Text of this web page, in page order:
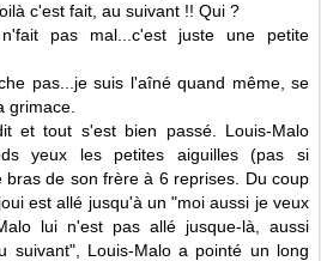
c'est fait, au suivant !! Qui ?
pas mal...c'est juste une petite
pas...je suis l'aîné quand même, se
grimace.
et tout s'est bien passé. Louis-Malo
yeux les petites aiguilles (pas si
bras de son frère à 6 reprises. Du coup
est allé jusqu'à un "moi aussi je veux
lui n'est pas allé jusque-là, aussi
suivant", Louis-Malo a pointé un long